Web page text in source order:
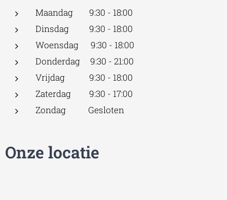
Maandag 9:30 - 18:00
Dinsdag 9:30 - 18:00
Woensdag 9:30 - 18:00
Donderdag 9:30 - 21:00
Vrijdag 9:30 - 18:00
Zaterdag 9:30 - 17:00
Zondag Gesloten
Onze locatie